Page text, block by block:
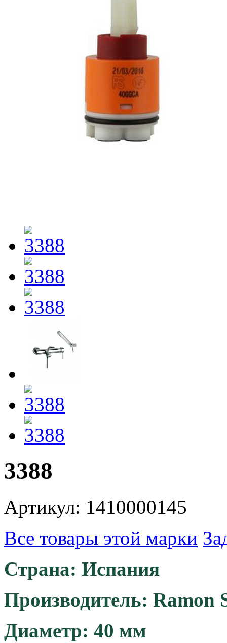
3388
Артикул: 1410000145
Все товары этой марки
Страна: Испания
Производитель: Ramon
Диаметр: 40 мм